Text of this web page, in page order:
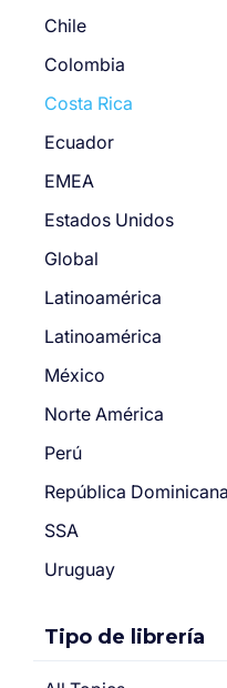
Chile
Colombia
Costa Rica
Ecuador
EMEA
Estados Unidos
Global
Latinoamérica
Latinoamérica
México
Norte América
Perú
República Dominicana
SSA
Uruguay
Tipo de librería